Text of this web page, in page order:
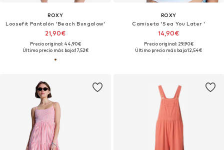
ROXY
Loosefit Pantalón 'Beach Bungalow'
21,90€
Precio original: 44,90€
Último precio más bajo:17,52€
ROXY
Camiseta 'Sea You Later '
14,90€
Precio original: 29,90€
Último precio más bajo:12,54€